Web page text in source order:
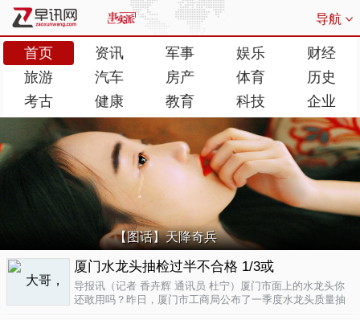
导航
首页 资讯 军事 娱乐
财经
旅游
汽车 房产 体育
历史
考古
健康 教育 科技 企业
【图话】天降奇兵
厦门水龙头抽检过半不合格 1/3或
导报讯（记者 香卉辉 通讯员 杜宁）厦门市面上的水龙头你
还敢用吗？昨日，厦门市工商局公布了一季度水龙头质量抽